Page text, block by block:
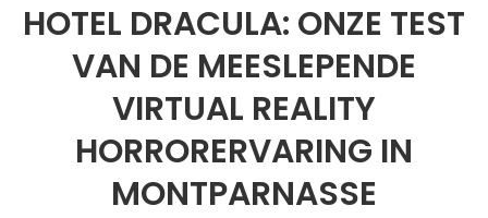
HOTEL DRACULA: ONZE TEST
VAN DE MEESLEPENDE
VIRTUAL REALITY
HORRORERVARING IN
MONTPARNASSE